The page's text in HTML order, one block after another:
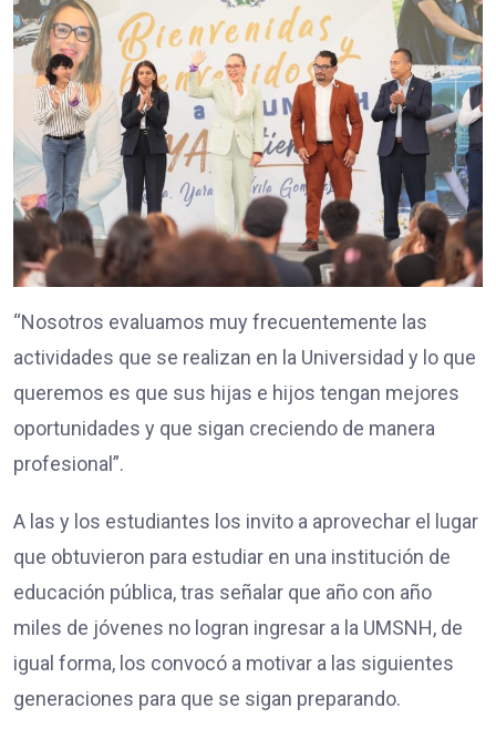
“Nosotros evaluamos muy frecuentemente las
actividades que se realizan en la Universidad y lo que
queremos es que sus hijas e hijos tengan mejores
oportunidades y que sigan creciendo de manera
profesional”.
A las y los estudiantes los invito a aprovechar el lugar
que obtuvieron para estudiar en una institución de
educación pública, tras señalar que año con año
miles de jóvenes no logran ingresar a la UMSNH, de
igual forma, los convocó a motivar a las siguientes
generaciones para que se sigan preparando.